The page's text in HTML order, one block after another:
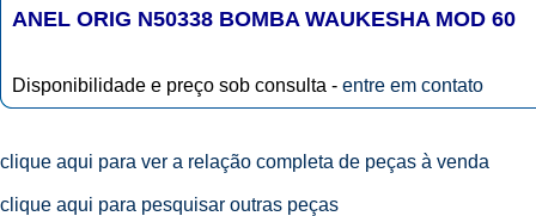
ANEL ORIG N50338 BOMBA WAUKESHA MOD 60
Disponibilidade e preço sob consulta - entre em contato
clique aqui para ver a relação completa de peças à venda
clique aqui para pesquisar outras peças